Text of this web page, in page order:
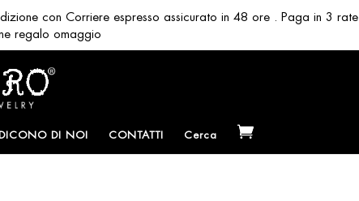
DI NOI CONTATTI Cerca
con Corriere espresso assicurato in 48 ore . Paga in 3 rate
regalo omaggio